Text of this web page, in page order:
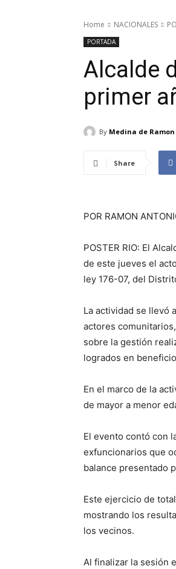
Home NACIONALES
PORTADA
Alcalde
primer
By Medina de
Share
POR RAMON
POSTER RIO: El
de este jueves el
ley 176-07, del
La actividad se llevó
actores
sobre la gestión
logrados en
En el marco de la
de mayor a menor
El evento contó con
exfuncionarios que
balance presentado
Este ejercicio de
mostrando los
los vecinos.
Al finalizar la sesión